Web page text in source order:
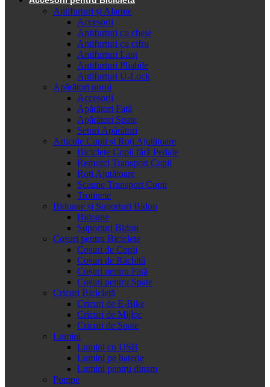
Antifurturi și Alarme
Accesorii
Antifurturi cu cheie
Antifurturi cu cifru
Antifurturi Lanț
Antifurturi Pliabile
Antifurturi U-Lock
Apărători noroi
Accesorii
Apărători Față
Apărători Spate
Seturi Apărători
Articole Copii și Roți Ajutătoare
Biciclete Copii fără Pedale
Remorci Transport Copii
Roți Ajutătoare
Scaune Transport Copii
Trotinete
Bidoane și Suporturi Bidon
Bidoane
Suporturi Bidon
Coșuri pentru Biciclete
Cosuri de Copii
Coșuri de Răchită
Coșuri pentru Față
Coșuri pentru Spate
Cricuri Bicicletă
Cricuri de E-Bike
Cricuri de Mijloc
Cricuri de Spate
Lumini
Lumini cu USB
Lumini pe baterie
Lumini pentru dinam
Pompe